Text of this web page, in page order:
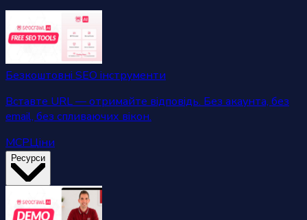
Безкоштовні SEO інструменти
Вставте URL — отримайте відповідь. Без акаунта, без
email, без спливаючих вікон.
MCPЦіни
Ресурси